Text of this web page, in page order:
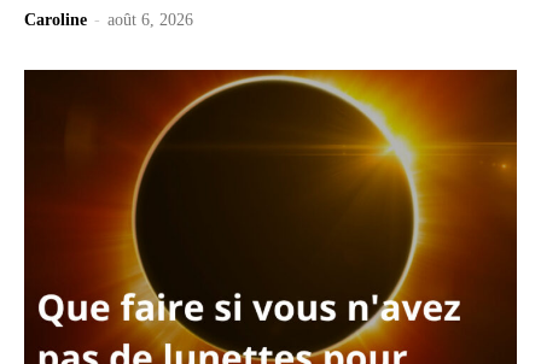
Caroline - août 6, 2026